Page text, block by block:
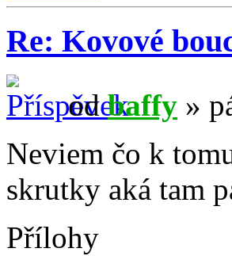
Re: Kovové
odbaffy »
Neviem čo k
skrutky aká tam
Přílohy